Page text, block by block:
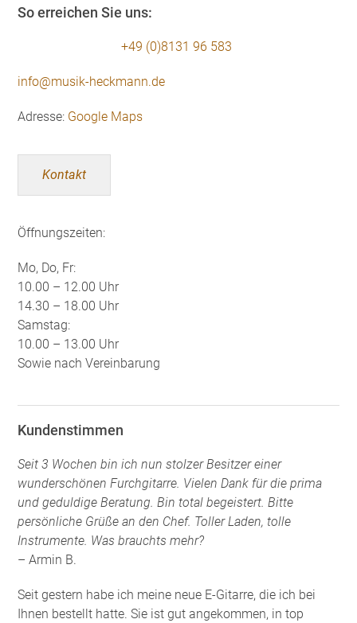
So erreichen Sie uns:
+49 (0)8131 96 583
info@musik-heckmann.de
Adresse: Google Maps
Kontakt
Öffnungszeiten:
Mo, Do, Fr:
10.00 – 12.00 Uhr
14.30 – 18.00 Uhr
Samstag:
10.00 – 13.00 Uhr
Sowie nach Vereinbarung
Kundenstimmen
Seit 3 Wochen bin ich nun stolzer Besitzer einer
wunderschönen Furchgitarre. Vielen Dank für die prima
und geduldige Beratung. Bin total begeistert. Bitte
persönliche Grüße an den Chef. Toller Laden, tolle
Instrumente. Was brauchts mehr?
– Armin B.
Seit gestern habe ich meine neue E-Gitarre, die ich bei
Ihnen bestellt hatte. Sie ist gut angekommen, in top